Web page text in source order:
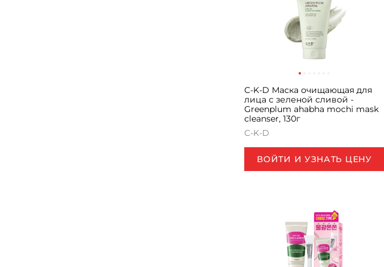
C-K-D Маска очищающая для
лица с зеленой сливой -
Greenplum ahabha mochi mask
cleanser, 130г
C-K-D
ВОЙТИ И УЗНАТЬ ЦЕНУ